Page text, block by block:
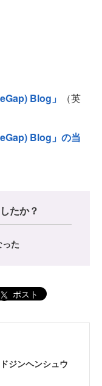
Blog」
（英
Blog」の当
たか？
た
ポスト
ジンヘンシュウ